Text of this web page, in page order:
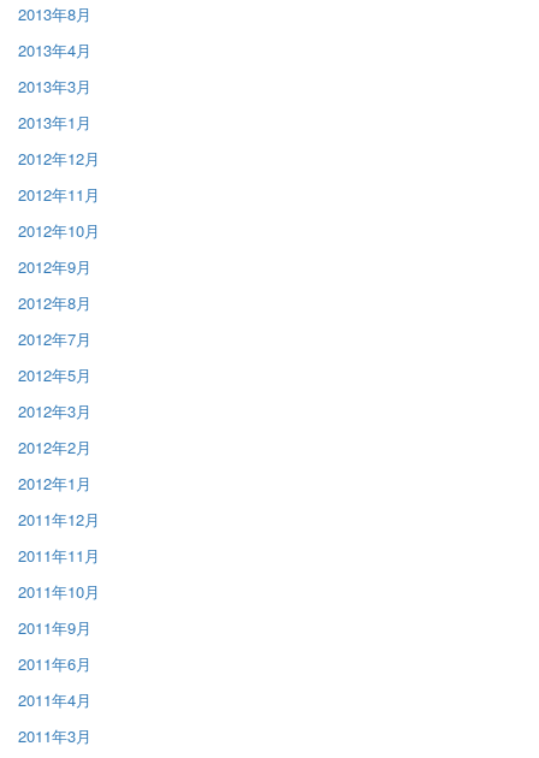
2013年8月
2013年4月
2013年3月
2013年1月
2012年12月
2012年11月
2012年10月
2012年9月
2012年8月
2012年7月
2012年5月
2012年3月
2012年2月
2012年1月
2011年12月
2011年11月
2011年10月
2011年9月
2011年6月
2011年4月
2011年3月